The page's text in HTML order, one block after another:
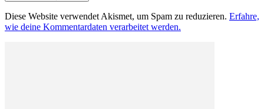
Diese Website verwendet Akismet, um Spam zu reduzieren. Erfahre,
wie deine Kommentardaten verarbeitet werden.